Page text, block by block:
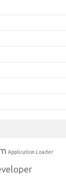
Application Loader